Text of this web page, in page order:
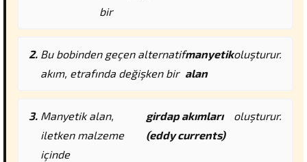
bir
Bu bobinden geçen alternatif
akım, etrafında değişken bir
manyetik
alan
oluşturur.
Manyetik alan,
iletken malzeme
içinde
girdap akımları
(eddy currents)
oluşturur.